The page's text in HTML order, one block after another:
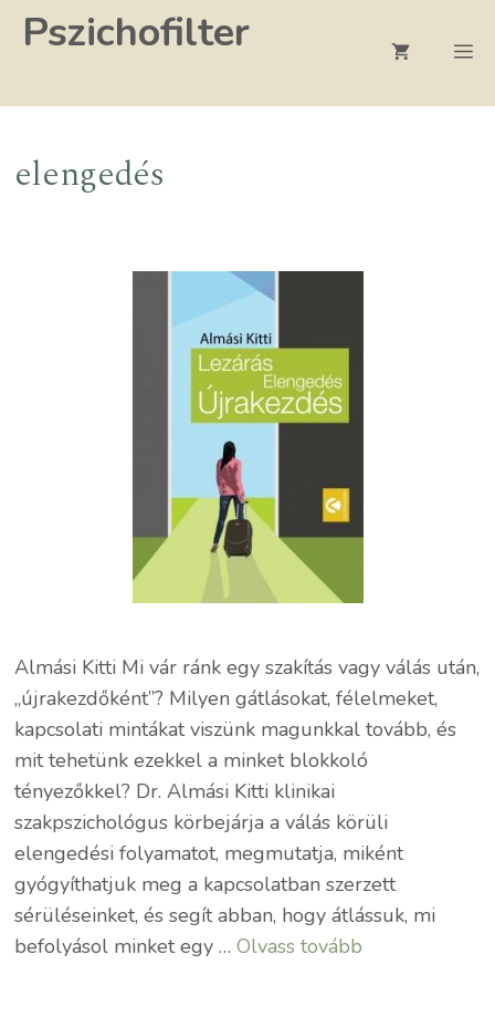
KilépésPszichofilter
elengedés
Almási Kitti Mi vár ránk egy szakítás vagy válás után,
,,újrakezdőként”? Milyen gátlásokat, félelmeket,
kapcsolati mintákat viszünk magunkkal tovább, és
mit tehetünk ezekkel a minket blokkoló
tényezőkkel? Dr. Almási Kitti klinikai
szakpszichológus körbejárja a válás körüli
elengedési folyamatot, megmutatja, miként
gyógyíthatjuk meg a kapcsolatban szerzett
sérüléseinket, és segít abban, hogy átlássuk, mi
befolyásol minket egy …Olvass tovább